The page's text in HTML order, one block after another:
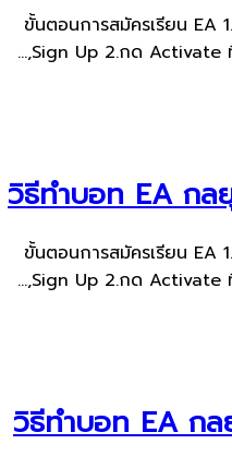
ขั้นตอนการสมัครเรียน​ EA
Sign Up 2.กด Activate ที่
วิธีทำบอท EA กล
ขั้นตอนการสมัครเรียน​ EA
Sign Up 2.กด Activate ที่
วิธีทำบอท EA ก